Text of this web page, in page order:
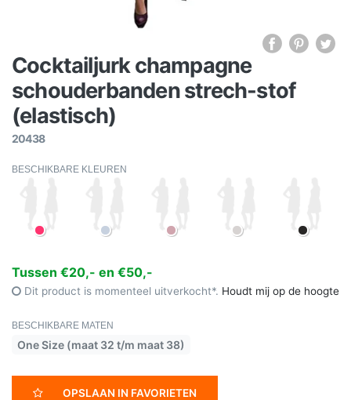
Cocktailjurk champagne
schouderbanden strech-stof
(elastisch)
20438
BESCHIKBARE KLEUREN
Tussen €20,- en €50,-
Dit product is momenteel uitverkocht*. Houdt mij op de hoogte
BESCHIKBARE MATEN
One Size (maat 32 t/m maat 38)
OPSLAAN IN FAVORIETEN